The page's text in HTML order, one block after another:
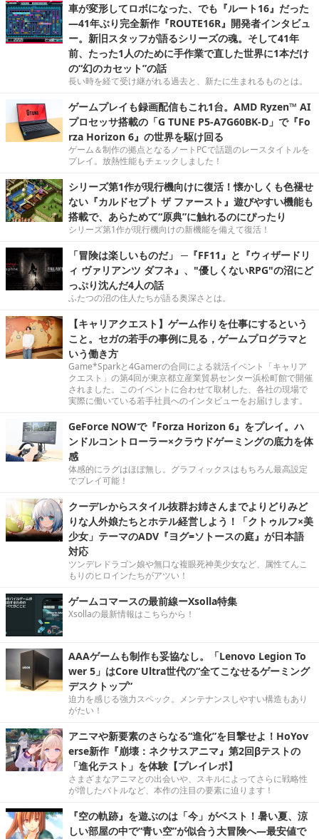
車が変形してロボになった、でも『ルート16』だった
―41年ぶり完全新作『ROUTE16R』開発者インタビュ
ー。新旧スタッフが語るシリーズの魂。そして41年
前、たった1人のために手作業で直した世界に1本だけ
の“幻のカセット”の話
長い時を経て受け継がれる過去と、新たに生まれるものとは。
ゲームプレイも録画配信もこれ1台。AMD Ryzen™ AI
プロセッサ搭載の「G TUNE P5-A7G60BK-D」で『Fo
rza Horizon 6』の世界を駆け回る
ゲーム＆制作の拠点となるノートPCで話題のレースタイトルを
プレイ。放熱性能もチェックしました！
シリーズ第1作が現行機向けに復活！懐かしくも色褪せ
ない『カルドセプト ザ ファースト』遊びやすい機能も
搭載で、あらためて“原典”に触れるのにぴったり
シリーズ第1作が現行機向けの新機能を備えて復活！
「冒険は楽しいものだ」 ─『FF11』と『ウィザードリ
ィ ヴァリアンツ ダフネ』、"優しくないRPG"の沼にど
っぷり沈んだ4人の話
ふたつの沼の住人たちが語る奥深さとは。
【キャリアクエスト】ゲーム作りを仕事にするという
こと。セガの若手の事例に見る，ゲームプログラマと
いう働き方
Game*Sparkと4Gamerの合同による就活イベント「キャリア
クエスト」の第4回が東京都立産業貿易センター浜松町館で開催
されました。このイベントに合わせて取材した、各社の現場で
実際に働いている若手社員へのインタビューをお届けします。
GeForce NOWで『Forza Horizon 6』をプレイ。ハ
ンドルコントローラー×クラウドゲーミングの底力を体
感
体感的にラグはほぼ無し。グラフィックスはもちろん最高設定
でプレイ可能！
クーデレからスタイル抜群お姉さんまでよりどりみど
りな人外娘たちとホテル経営しよう！「クトゥルフ×美
少女」テーマのADV『ヨグ=ソトースの庭』が日本語
対応
ツンデレドラゴン娘や無口な複眼死神美少女など、属性てんこ
もりのヒロインたちがアツい！
ゲームコマースの最前線ーXsolla特集
Xsollaの最新情報はこちらから！
AAAゲームも制作も妥協なし。「Lenovo Legion To
wer 5」はCore Ultra世代の“全てこなせるゲーミング
デスクトップ”
迫力を感じる強力スペック。メンテナンスしやすい構造もあり
がたい！
アニマや新要素のさらなる“進化”を目撃せよ！HoYov
erse新作『崩壊：ネクサスアニマ』第2回βテストの
「進化テスト」を体験【プレイレポ】
さまざまなアニマとの出会いや、スキルによってさらに戦略性
が増したバトルなど、本作の注目の要素に迫ります！
『空の軌跡』を遊ぶのは「今」がベスト！暑い夏、涼
しい部屋の中で“青い空”が似合う大冒険へ―最安値で